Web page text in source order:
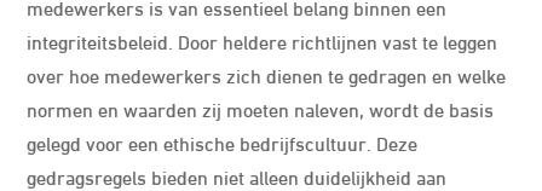
medewerkers is van essentieel belang binnen een
integriteitsbeleid. Door heldere richtlijnen vast te leggen
over hoe medewerkers zich dienen te gedragen en welke
normen en waarden zij moeten naleven, wordt de basis
gelegd voor een ethische bedrijfscultuur. Deze
gedragsregels bieden niet alleen duidelijkheid aan